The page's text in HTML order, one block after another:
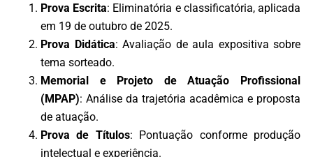
Prova Escrita: Eliminatória e classificatória, aplicada
em 19 de outubro de 2025.
Prova Didática: Avaliação de aula expositiva sobre
tema sorteado.
Memorial e Projeto de Atuação Profissional
(MPAP): Análise da trajetória acadêmica e proposta
de atuação.
Prova de Títulos: Pontuação conforme produção
intelectual e experiência.